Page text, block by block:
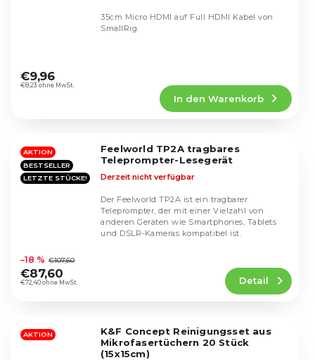
durchschnittliche
Produktbewertung
Sternen.
€8,23 ohne MwSt.
€9,96
In den Warenkorb
35cm Micro HDMI auf Full HDMI Kabel von
SmallRig.
AKTION
BESTSELLER
LETZTE STÜCKE!
Feelworld TP2A tragbares
Teleprompter-Lesegerät
durchschnittliche
Produktbewertung
ist
Sternen.
Derzeit nicht verfügbar
€72,40 ohne MwSt.
–18 % €107,60
€87,60 Detail
Der Feelworld TP2A ist ein tragbarer
Teleprompter, der mit einer Vielzahl von
anderen Geräten wie Smartphones, Tablets
und DSLR-Kameras kompatibel ist.
AKTION
K&F Concept Reinigungsset aus
Mikrofasertüchern 20 Stück
(15x15cm)